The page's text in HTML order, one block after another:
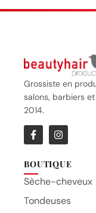
Grossiste en
salons, barbiers
2014.
BOUTIQUE
Sèche-cheveux
Tondeuses